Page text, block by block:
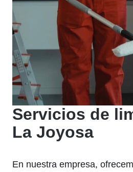
Servicios de
La Joyosa
En nuestra empresa,